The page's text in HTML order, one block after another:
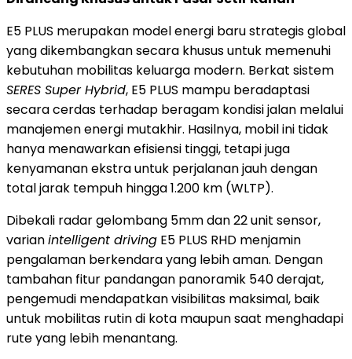
E5 PLUS merupakan model energi baru strategis global
yang dikembangkan secara khusus untuk memenuhi
kebutuhan mobilitas keluarga modern. Berkat sistem
SERES Super Hybrid, E5 PLUS mampu beradaptasi
secara cerdas terhadap beragam kondisi jalan melalui
manajemen energi mutakhir. Hasilnya, mobil ini tidak
hanya menawarkan efisiensi tinggi, tetapi juga
kenyamanan ekstra untuk perjalanan jauh dengan
total jarak tempuh hingga 1.200 km (WLTP).
Dibekali radar gelombang 5mm dan 22 unit sensor,
varianintelligent driving E5 PLUS RHD menjamin
pengalaman berkendara yang lebih aman. Dengan
tambahan fitur pandangan panoramik 540 derajat,
pengemudi mendapatkan visibilitas maksimal, baik
untuk mobilitas rutin di kota maupun saat menghadapi
rute yang lebih menantang.